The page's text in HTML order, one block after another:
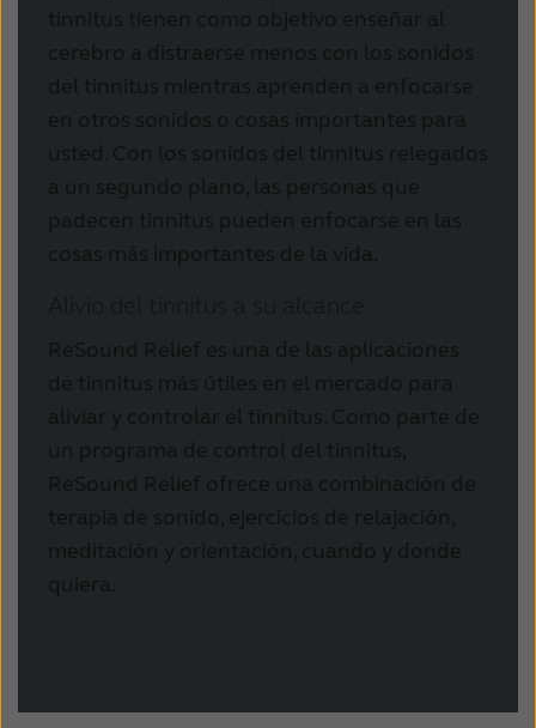
tinnitus tienen como objetivo enseñar al
cerebro a distraerse menos con los sonidos
del tinnitus mientras aprenden a enfocarse
en otros sonidos o cosas importantes para
usted. Con los sonidos del tinnitus relegados
a un segundo plano, las personas que
padecen tinnitus pueden enfocarse en las
cosas más importantes de la vida.
ReSound Relief es una de las aplicaciones
de tinnitus más útiles en el mercado para
aliviar y controlar el tinnitus. Como parte de
un programa de control del tinnitus,
ReSound Relief ofrece una combinación de
terapia de sonido, ejercicios de relajación,
meditación y orientación, cuando y donde
quiera.